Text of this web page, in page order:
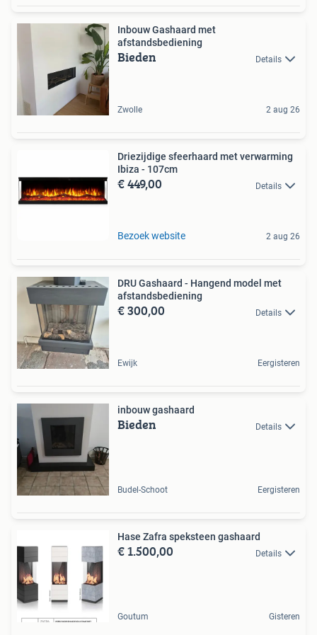
Inbouw Gashaard met
afstandsbediening
Bieden Details
Zwolle 2 aug 26
Driezijdige sfeerhaard met verwarming
Ibiza - 107cm
€ 449,00 Details
Bezoek website 2 aug 26
DRU Gashaard - Hangend model met
afstandsbediening
€ 300,00 Details
Ewijk Eergisteren
inbouw gashaard
Bieden Details
Budel-Schoot Eergisteren
Hase Zafra speksteen gashaard
€ 1.500,00 Details
Goutum Gisteren